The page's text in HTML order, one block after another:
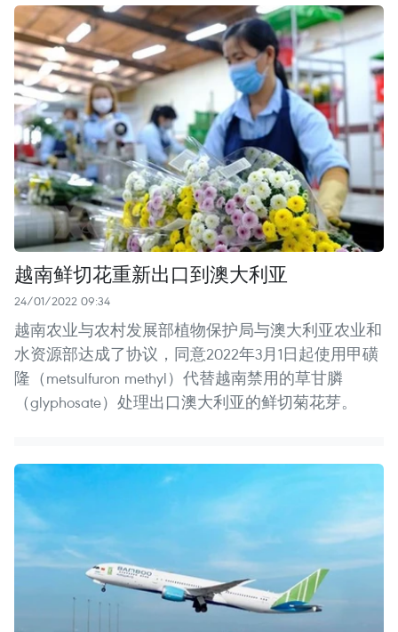
越南鲜切花重新出口到澳大利亚
24/01/2022 09:34
越南农业与农村发展部植物保护局与澳大利亚农业和
水资源部达成了协议，同意2022年3月1日起使用甲磺
隆（metsulfuron methyl）代替越南禁用的草甘膦
（glyphosate）处理出口澳大利亚的鲜切菊花芽。